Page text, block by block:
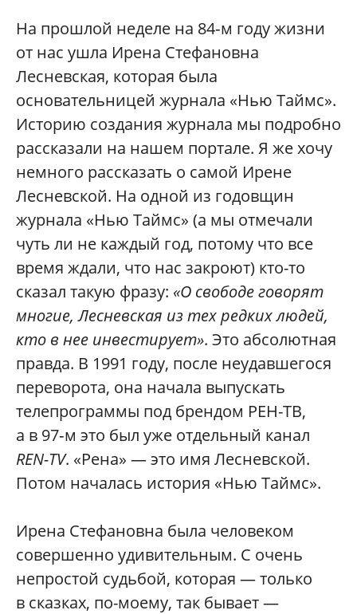
На прошлой неделе на 84‑м году жизни
от нас ушла Ирена Стефановна
Лесневская, которая была
основательницей журнала «Нью Таймс».
Историю создания журнала мы подробно
рассказали на нашем портале. Я же хочу
немного рассказать о самой Ирене
Лесневской. На одной из годовщин
журнала «Нью Таймс» (а мы отмечали
чуть ли не каждый год, потому что все
время ждали, что нас закроют) кто-то
сказал такую фразу: «О свободе говорят
многие, Лесневская из тех редких людей,
кто в нее инвестирует». Это абсолютная
правда. В 1991 году, после неудавшегося
переворота, она начала выпускать
телепрограммы под брендом РЕН-ТВ,
а в 97‑м это был уже отдельный канал
REN-TV. «Рена» — это имя Лесневской.
Потом началась история «Нью Таймс».
Ирена Стефановна была человеком
совершенно удивительным. С очень
непростой судьбой, которая — только
в сказках, по-моему, так бывает —